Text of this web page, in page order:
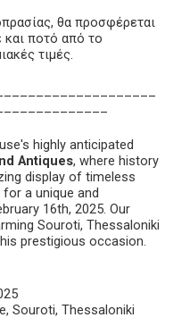
θα προσφέρεται
ποτό από το
τιμές.
highly anticipated
Antiques, where history
display of timeless
a unique and
16th, 2025. Our
Souroti, Thessaloniki
prestigious occasion.
Souroti, Thessaloniki